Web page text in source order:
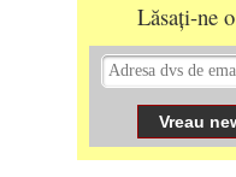
Lăsați-ne